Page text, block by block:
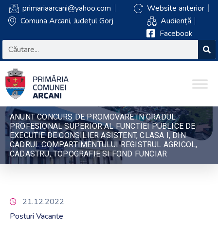
primariaarcani@yahoo.com
Comuna Arcani, Județul Gorj
Website anterior
Audiență
Facebook
ANUNT CONCURS DE PROMOVARE IN GRADUL
PROFESIONAL SUPERIOR AL FUNCTIEI PUBLICE DE
EXECUTIE DE CONSILIER ASISTENT, CLASA I, DIN
CADRUL COMPARTIMENTULUI REGISTRUL AGRICOL,
CADASTRU, TOPOGRAFIE SI FOND FUNCIAR
21.12.2022
Posturi Vacante